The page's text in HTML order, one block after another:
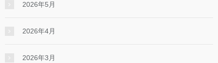
2026年5月
2026年4月
2026年3月